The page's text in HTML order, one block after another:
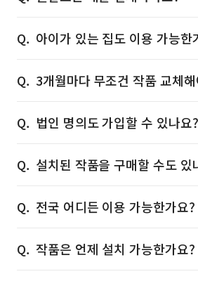
아이가 있는 집도 이용 가능한
3개월마다 무조건 작품 교체
법인 명의도 가입할 수 있나요?
설치된 작품을 구매할 수도 있
전국 어디든 이용 가능한가요?
작품은 언제 설치 가능한가요?